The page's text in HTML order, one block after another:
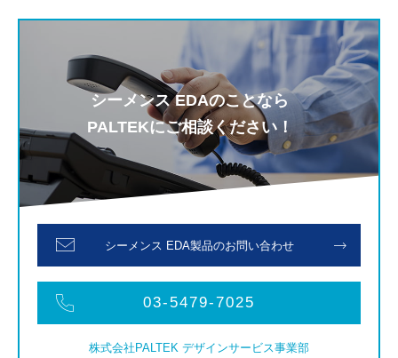
シーメンス EDAのことなら
PALTEKにご相談ください！
シーメンス EDA製品のお問い合わせ
03-5479-7025
株式会社PALTEK デザインサービス事業部